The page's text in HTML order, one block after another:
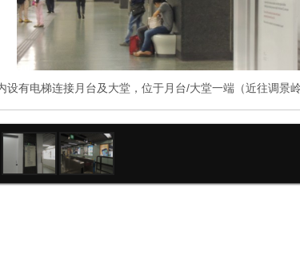
设有电梯连接月台及大堂，位于月台/大堂一端（近往调景岭